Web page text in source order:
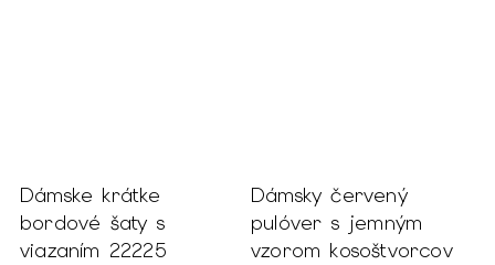
Dámsky červený
pulóver s jemným
vzorom kosoštvorcov
Dámsky krátky
svetlosivý
kabát 22905